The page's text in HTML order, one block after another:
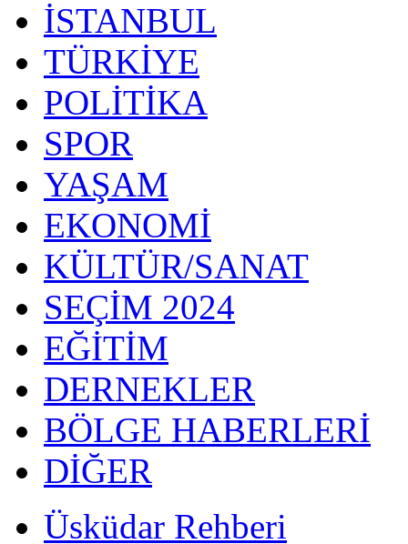
İSTANBUL
TÜRKİYE
POLİTİKA
SPOR
YAŞAM
EKONOMİ
KÜLTÜR/SANAT
SEÇİM 2024
EĞİTİM
DERNEKLER
BÖLGE HABERLERİ
DİĞER
Üsküdar Rehberi